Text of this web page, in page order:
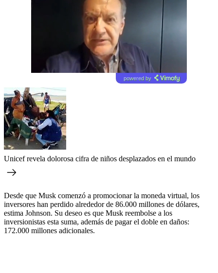
powered by
Unicef revela dolorosa cifra de niños desplazados en el mundo
Desde que Musk comenzó a promocionar la moneda virtual, los
inversores han perdido alrededor de 86.000 millones de dólares,
estima Johnson. Su deseo es que Musk reembolse a los
inversionistas esta suma, además de pagar el doble en daños:
172.000 millones adicionales.